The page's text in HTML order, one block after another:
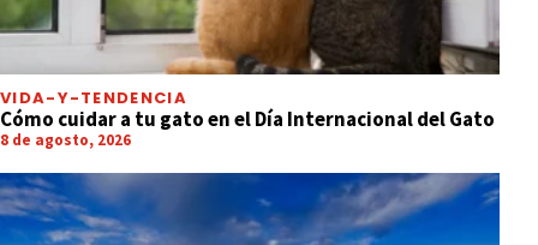
VIDA-Y-TENDENCIA
Cómo cuidar a tu gato en el Día Internacional del Gato
8 de agosto, 2026